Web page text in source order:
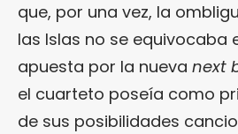
que, por una vez, la
las Islas no se equivocaba
apuesta por la nueva next
el cuarteto poseía como
de sus posibilidades